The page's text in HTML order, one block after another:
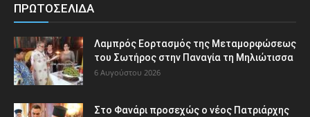
ΠΡΩΤΟΣΕΛΙΔΑ
Λαμπρός Εορτασμός της Μεταμορφώσεως
του Σωτήρος στην Παναγία τη Μηλιώτισσα
6 Αυγούστου 2026
Στο Φανάρι προσεχώς ο νέος Πατριάρχης